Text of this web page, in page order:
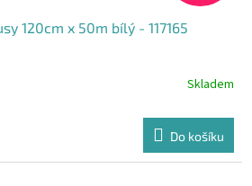
120cm x 50m bílý - 117165
Skladem
Do košíku